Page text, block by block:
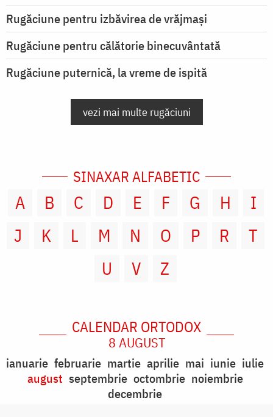
Rugăciune pentru izbăvirea de vrăjmași
Rugăciune pentru călătorie binecuvântată
Rugăciune puternică, la vreme de ispită
vezi mai multe rugăciuni
SINAXAR ALFABETIC
A B C D E F G H
I
J
K L M N O P R
T
U
V Z
CALENDAR ORTODOX
8 AUGUST
ianuarie februarie martie aprilie mai iunie iulie
august septembrie octombrie noiembrie
decembrie